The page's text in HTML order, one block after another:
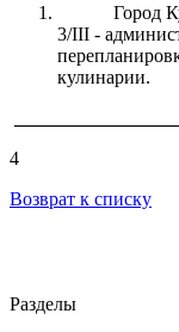
Город
3/III -
кулинарии.
4
Возврат к списку
Разделы